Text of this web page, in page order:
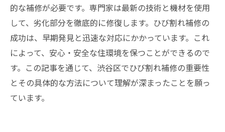
的な補修が必要です。専門家は最新の技術と機材を使用
して、劣化部分を徹底的に修復します。ひび割れ補修の
成功は、早期発見と迅速な対応にかかっています。これ
によって、安心・安全な住環境を保つことができるので
す。この記事を通じて、渋谷区でひび割れ補修の重要性
とその具体的な方法について理解が深まったことを願っ
ています。